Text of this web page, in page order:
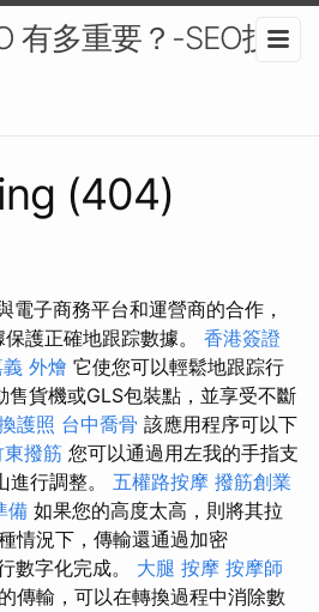
有多重要？-SEO技
(404)
電子商務平台和運營商的合作，
護正確地跟踪數據。 香港簽證
外燴 它使您可以輕鬆地跟踪行
售貨機或GLS包裝點，並享受不斷
護照 台中喬骨 該應用程序可以下
東撥筋 您可以通過用左我的手指支
進行調整。 五權路按摩 撥筋創業
備 如果您的高度太高，則將其拉
情況下，傳輸還通過加密
數字化完成。 大腿 按摩 按摩師
傳輸，可以在轉換過程中消除數